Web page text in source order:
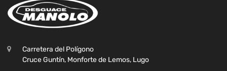
Carretera del Polígono
Cruce Guntín, Monforte de Lemos, Lugo